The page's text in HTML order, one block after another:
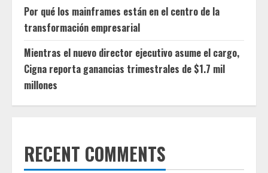
Por qué los mainframes están en el centro de la
transformación empresarial
Mientras el nuevo director ejecutivo asume el cargo,
Cigna reporta ganancias trimestrales de $1.7 mil
millones
RECENT COMMENTS